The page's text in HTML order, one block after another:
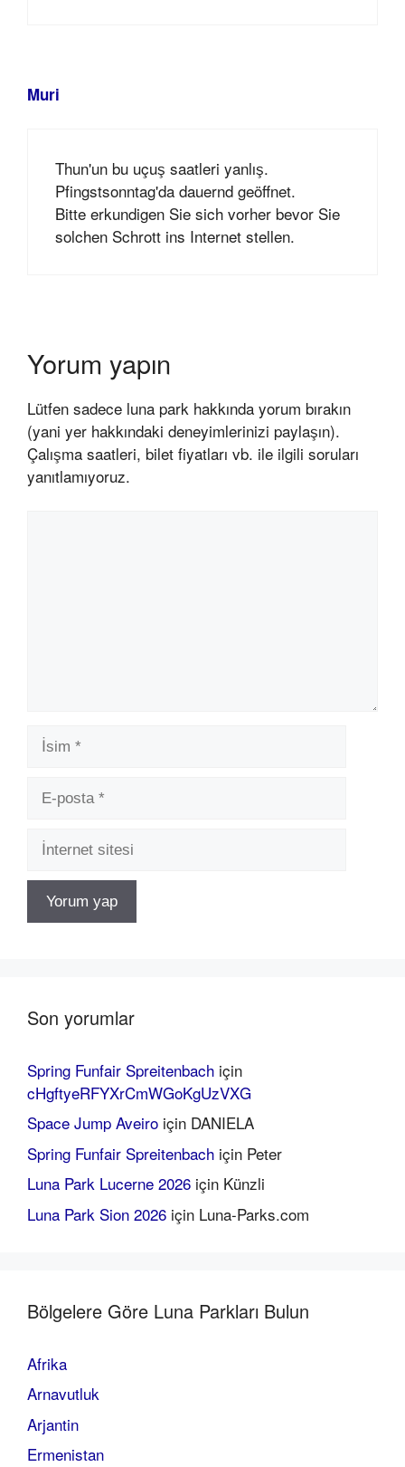
Muri
Thun'un bu uçuş saatleri yanlış.
Pfingstsonntag'da dauernd geöffnet.
Bitte erkundigen Sie sich vorher bevor Sie
solchen Schrott ins Internet stellen.
Yorum yapın
Lütfen sadece luna park hakkında yorum bırakın
(yani yer hakkındaki deneyimlerinizi paylaşın).
Çalışma saatleri, bilet fiyatları vb. ile ilgili soruları
yanıtlamıyoruz.
İsim
posta
İnternet
sitesi
Son yorumlar
Spring Funfair Spreitenbach için
cHgftyeRFYXrCmWGoKgUzVXG
Space Jump Aveiro için DANIELA
Spring Funfair Spreitenbach için Peter
Luna Park Lucerne 2026 için Künzli
Luna Park Sion 2026 için Luna-Parks.com
Bölgelere Göre Luna Parkları Bulun
Afrika
Arnavutluk
Arjantin
Ermenistan